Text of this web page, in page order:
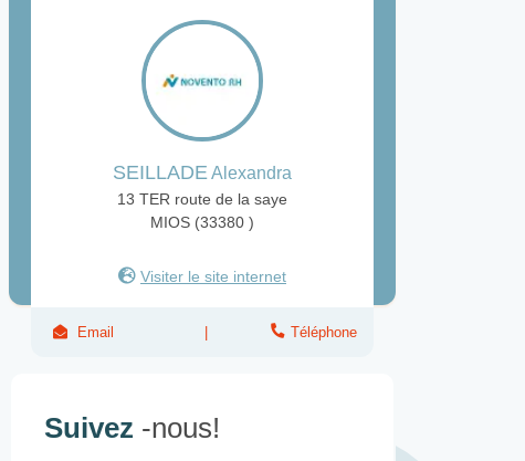
SEILLADEAlexandra
13 TER route de la saye
MIOS (33380 )
Visiter le site internet
Email Téléphone
Suivez -nous!